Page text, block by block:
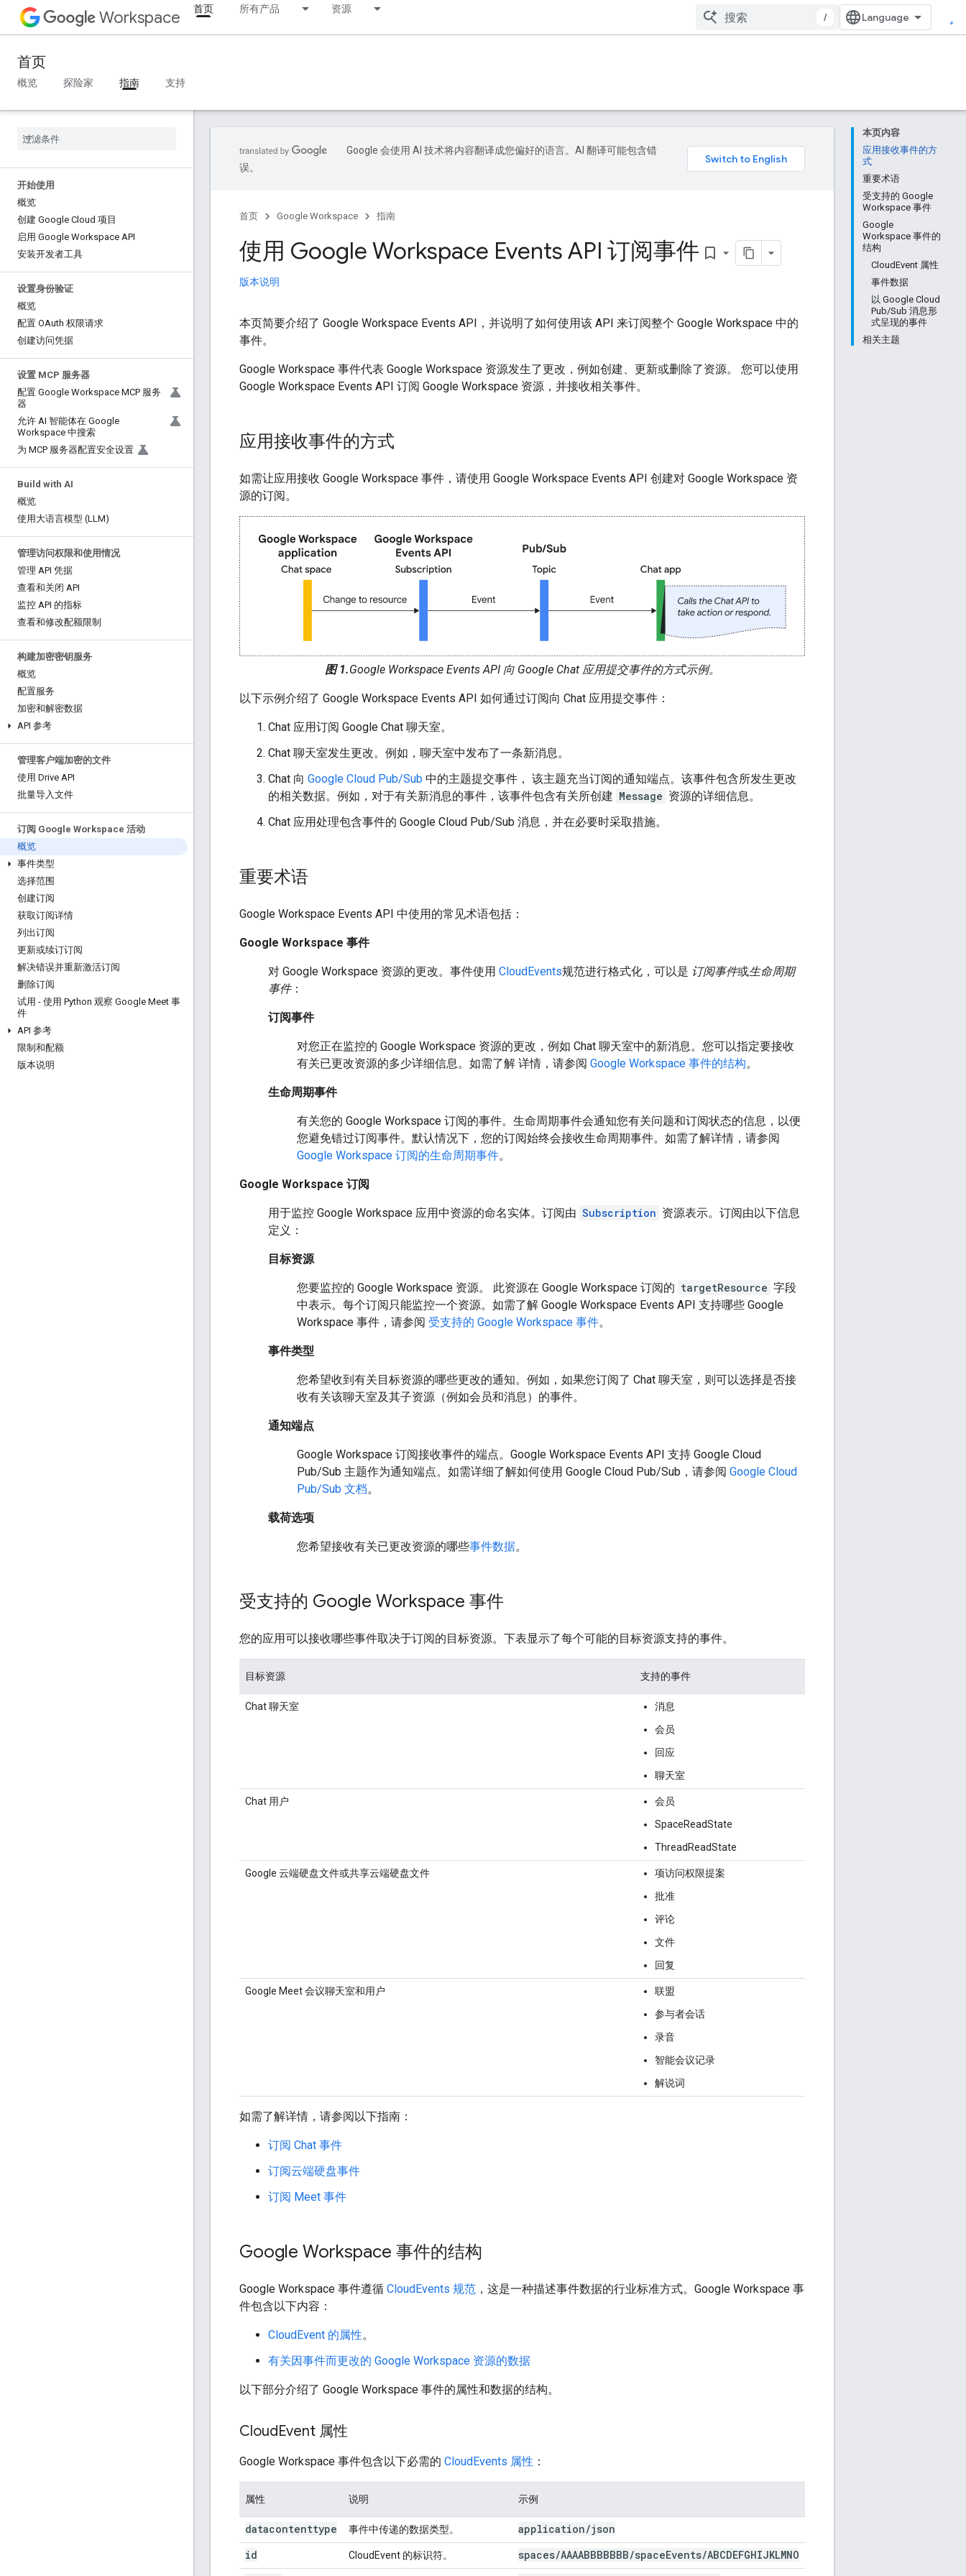
Workspace 首页 所有产品 资源
/
首页
概览 探险家 指南 支持
开始使用
概览
创建 Google Cloud 项目
启用 Google Workspace API
安装开发者工具
设置身份验证
概览
配置 OAuth 权限请求
创建访问凭据
设置 MCP 服务器
配置 Google Workspace MCP 服务
器
允许 AI 智能体在 Google
Workspace 中搜索
为 MCP 服务器配置安全设置
Build with AI
概览
使用大语言模型 (LLM)
管理访问权限和使用情况
管理 API 凭据
查看和关闭 API
监控 API 的指标
查看和修改配额限制
构建加密密钥服务
概览
配置服务
加密和解密数据
API 参考
管理客户端加密的文件
使用 Drive API
批量导入文件
订阅 Google Workspace 活动
概览
事件类型
选择范围
创建订阅
获取订阅详情
列出订阅
更新或续订订阅
解决错误并重新激活订阅
删除订阅
试用 - 使用 Python 观察 Google Meet 事
件
API 参考
限制和配额
版本说明
本页内容
应用接收事件的方
式
重要术语
受支持的 Google
Workspace 事件
Google
Workspace 事件的
结构
CloudEvent 属性
事件数据
以 Google Cloud
Pub/Sub 消息形
式呈现的事件
相关主题
Google 会使用 AI 技术将内容翻译成您偏好的语言。AI 翻译可能包含错
误。
首页 Google Workspace 指南
使用 Google Workspace Events API 订阅事件 bookmark_border
版本说明
本页简要介绍了 Google Workspace Events API，并说明了如何使用该 API 来订阅整个 Google Workspace 中的
事件。
Google Workspace 事件代表 Google Workspace 资源发生了更改，例如创建、更新或删除了资源。 您可以使用
Google Workspace Events API 订阅 Google Workspace 资源，并接收相关事件。
应用接收事件的方式
如需让应用接收 Google Workspace 事件，请使用 Google Workspace Events API 创建对 Google Workspace 资
源的订阅。
图 1.Google Workspace Events API 向 Google Chat 应用提交事件的方式示例。
以下示例介绍了 Google Workspace Events API 如何通过订阅向 Chat 应用提交事件：
Chat 应用订阅 Google Chat 聊天室。
Chat 聊天室发生更改。例如，聊天室中发布了一条新消息。
Chat 向 Google Cloud Pub/Sub 中的主题提交事件， 该主题充当订阅的通知端点。该事件包含所发生更改
的相关数据。例如，对于有关新消息的事件，该事件包含有关所创建 Message 资源的详细信息。
Chat 应用处理包含事件的 Google Cloud Pub/Sub 消息，并在必要时采取措施。
重要术语
Google Workspace Events API 中使用的常见术语包括：
Google Workspace 事件
对 Google Workspace 资源的更改。事件使用 CloudEvents规范进行格式化，可以是 订阅事件或生命周期
事件：
订阅事件
对您正在监控的 Google Workspace 资源的更改，例如 Chat 聊天室中的新消息。您可以指定要接收
有关已更改资源的多少详细信息。如需了解 详情，请参阅 Google Workspace 事件的结构。
生命周期事件
有关您的 Google Workspace 订阅的事件。生命周期事件会通知您有关问题和订阅状态的信息，以便
您避免错过订阅事件。默认情况下，您的订阅始终会接收生命周期事件。如需了解详情，请参阅
Google Workspace 订阅的生命周期事件。
Google Workspace 订阅
用于监控 Google Workspace 应用中资源的命名实体。订阅由 Subscription 资源表示。订阅由以下信息
定义：
目标资源
您要监控的 Google Workspace 资源。 此资源在 Google Workspace 订阅的 targetResource 字段
中表示。每个订阅只能监控一个资源。如需了解 Google Workspace Events API 支持哪些 Google
Workspace 事件，请参阅 受支持的 Google Workspace 事件。
事件类型
您希望收到有关目标资源的哪些更改的通知。例如，如果您订阅了 Chat 聊天室，则可以选择是否接
收有关该聊天室及其子资源（例如会员和消息）的事件。
通知端点
Google Workspace 订阅接收事件的端点。Google Workspace Events API 支持 Google Cloud
Pub/Sub 主题作为通知端点。如需详细了解如何使用 Google Cloud Pub/Sub，请参阅 Google Cloud
Pub/Sub 文档。
载荷选项
您希望接收有关已更改资源的哪些事件数据。
受支持的 Google Workspace 事件
您的应用可以接收哪些事件取决于订阅的目标资源。下表显示了每个可能的目标资源支持的事件。
目标资源 支持的事件
Chat 聊天室
消息
会员
回应
聊天室
Chat 用户
会员
SpaceReadState
ThreadReadState
Google 云端硬盘文件或共享云端硬盘文件
项访问权限提案
批准
评论
文件
回复
Google Meet 会议聊天室和用户
联盟
参与者会话
录音
智能会议记录
解说词
如需了解详情，请参阅以下指南：
订阅 Chat 事件
订阅云端硬盘事件
订阅 Meet 事件
Google Workspace 事件的结构
Google Workspace 事件遵循 CloudEvents 规范 ，这是一种描述事件数据的行业标准方式。Google Workspace 事
件包含以下内容：
CloudEvent 的属性。
有关因事件而更改的 Google Workspace 资源的数据
以下部分介绍了 Google Workspace 事件的属性和数据的结构。
CloudEvent 属性
Google Workspace 事件包含以下必需的 CloudEvents 属性 ：
属性 说明 示例
datacontenttype 事件中传递的数据类型。
application/json
id
CloudEvent 的标识符。
spaces/AAAABBBBBBB/spaceEvents/ABCDEFGHIJKLMNO